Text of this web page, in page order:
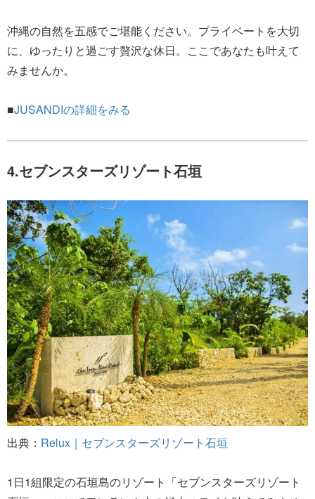
沖縄の自然を五感でご堪能ください。プライベートを大切
に、ゆったりと過ごす贅沢な休日。ここであなたも叶えて
みませんか。
■JUSANDIの詳細をみる
4.セブンスターズリゾート石垣
出典： Relux｜セブンスターズリゾート石垣
1日1組限定の石垣島のリゾート「セブンスターズリゾート